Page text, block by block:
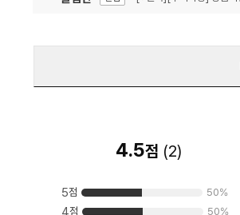
4.5점 (2)
5점 50%
4점 50%